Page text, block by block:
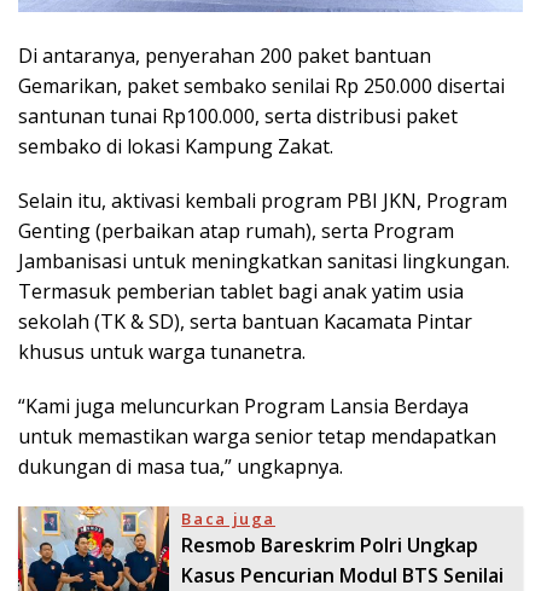
Di antaranya, penyerahan 200 paket bantuan
Gemarikan, paket sembako senilai Rp 250.000 disertai
santunan tunai Rp100.000, serta distribusi paket
sembako di lokasi Kampung Zakat.
Selain itu, aktivasi kembali program PBI JKN, Program
Genting (perbaikan atap rumah), serta Program
Jambanisasi untuk meningkatkan sanitasi lingkungan.
Termasuk pemberian tablet bagi anak yatim usia
sekolah (TK & SD), serta bantuan Kacamata Pintar
khusus untuk warga tunanetra.
“Kami juga meluncurkan Program Lansia Berdaya
untuk memastikan warga senior tetap mendapatkan
dukungan di masa tua,” ungkapnya.
Baca juga
Resmob Bareskrim Polri Ungkap
Kasus Pencurian Modul BTS Senilai